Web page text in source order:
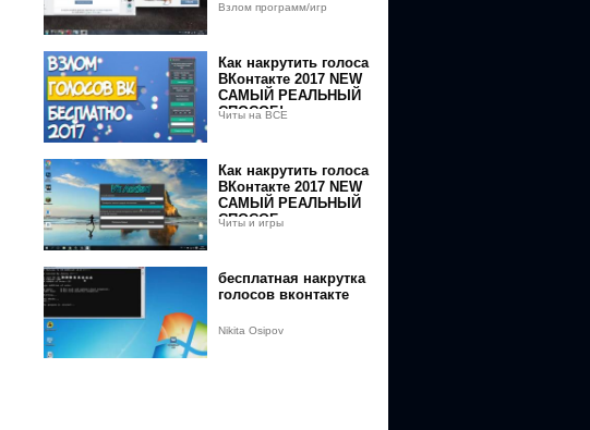
Взлом программ/игр
Как накрутить голоса
ВКонтакте 2017 NEW
САМЫЙ РЕАЛЬНЫЙ
СПОСОБ!
Читы на ВСЕ
Как накрутить голоса
ВКонтакте 2017 NEW
САМЫЙ РЕАЛЬНЫЙ
СПОСОБ
Читы и игры
бесплатная накрутка
голосов вконтакте
Nikita Osipov